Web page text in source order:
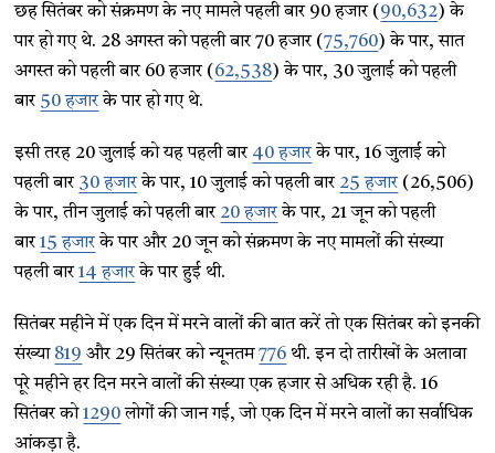
छह सितंबर को संक्रमण के नए मामले पहली बार 90 हजार ( 90,632) के
पार हो गए थे. 28 अगस्त को पहली बार 70 हजार (75,760) के पार, सात
अगस्त को पहली बार 60 हजार ( 62,538) के पार, 30 जुलाई को पहली
बार 50 हजारके पार हो गए थे.
इसी तरह 20 जुलाई को यह पहली बार 40 हजारके पार, 16 जुलाई को
पहली बार 30 हजारके पार, 10 जुलाई को पहली बार 25 हजार(26,506)
के पार, तीन जुलाई को पहली बार 20 हजारके पार, 21 जून को पहली
बार15 हजारके पार और 20 जून को संक्रमण के नए मामलों की संख्या
पहली बार14 हजारके पार हुई थी.
सितंबर महीने में एक दिन में मरने वालों की बात करें तो एक सितंबर को इनकी
संख्या 819 और 29 सितंबर को न्यूनतम776 थी. इन दो तारीखों के अलावा
पूरे महीने हर दिन मरने वालों की संख्या एक हजार से अधिक रही है. 16
सितंबर को1290लोगों की जान गई, जो एक दिन में मरने वालों का सर्वाधिक
आंकड़ा है.